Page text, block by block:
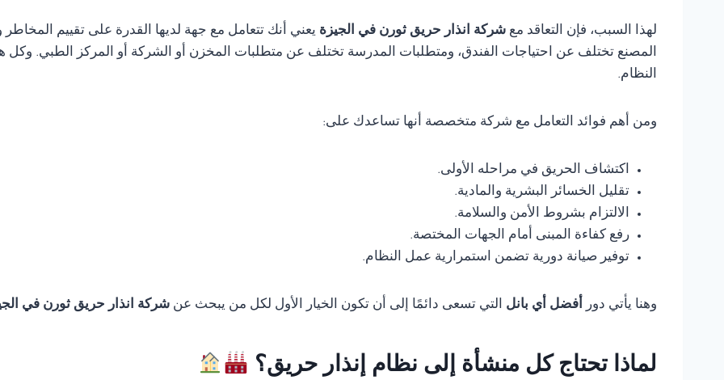
لهذا السبب، فإن التعاقد مع شركة انذار حريق ثورن في الجيزة يعني أنك تتعامل مع جهة لديها القدرة على تقييم
المصنع تختلف عن احتياجات الفندق، ومتطلبات المدرسة تختلف عن متطلبات المخزن أو الشركة أو المركز الطبي. وكل
النظام.
ومن أهم فوائد التعامل مع شركة متخصصة أنها تساعدك على:
اكتشاف الحريق في مراحله الأولى.
تقليل الخسائر البشرية والمادية.
الالتزام بشروط الأمن والسلامة.
رفع كفاءة المبنى أمام الجهات المختصة.
توفير صيانة دورية تضمن استمرارية عمل النظام.
وهنا يأتي دور أفضل أي بانل التي تسعى دائمًا إلى أن تكون الخيار الأول لكل من يبحث عن شركة انذار حريق ثورن في
لماذا تحتاج كل منشأة إلى نظام إنذار حريق؟